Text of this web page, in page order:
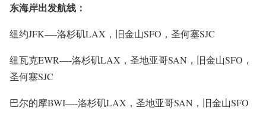
东海岸出发航线：
纽约JFK—-洛杉矶LAX，旧金山SFO，圣何塞SJC
纽瓦克EWR—-洛杉矶LAX，圣地亚哥SAN，旧金山SFO，
圣何塞SJC
巴尔的摩BWI—-洛杉矶LAX，圣地亚哥SAN，旧金山SFO